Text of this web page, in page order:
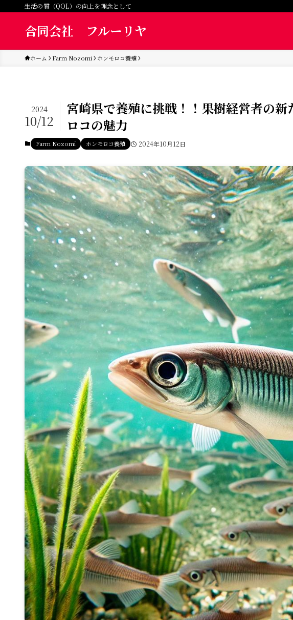
生活の質（QOL）の向上を理念として
合同会社 フルーリヤ
ホーム Farm Nozomi ホンモロコ養殖
宮崎県で養殖に挑戦！！果樹経営者の
ロコの魅力
2024
10/12
Farm Nozomi ホンモロコ養殖 2024年10月12日